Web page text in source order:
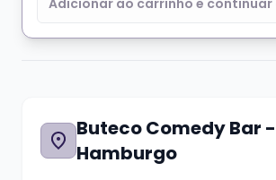
espetáculo, o Buteco conta com
variado com porções para até 4
Buteco Comedy Bar
Hamburgo